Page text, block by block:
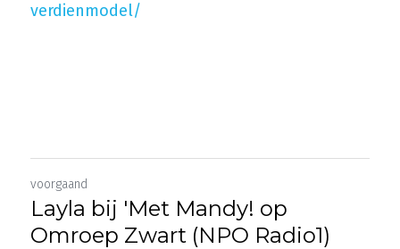
verdienmodel/
voorgaand
Layla bij 'Met Mandy! op
Omroep Zwart (NPO Radio1)